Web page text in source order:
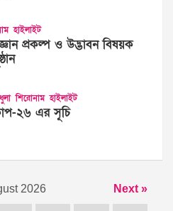
হাইলাইট
প্রকল্প ও উদ্ভাবন বিষয়ক
শিরোনাম হাইলাইট
২৬ এর সূচি
2026 Next »